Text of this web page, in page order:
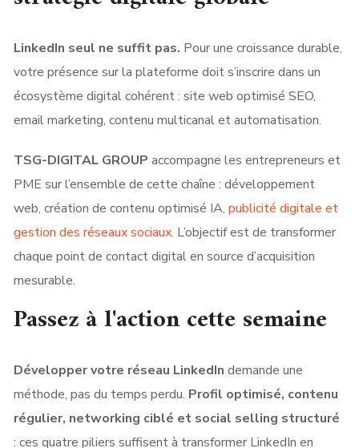
LinkedIn seul ne suffit pas. Pour une croissance durable,
votre présence sur la plateforme doit s’inscrire dans un
écosystème digital cohérent : site web optimisé SEO,
email marketing, contenu multicanal et automatisation.
TSG-DIGITAL GROUP accompagne les entrepreneurs et
PME sur l’ensemble de cette chaîne : développement
web, création de contenu optimisé IA,publicité digitale et
gestion des réseaux sociaux. L’objectif est de transformer
chaque point de contact digital en source d’acquisition
mesurable.
Passez à l'action cette semaine
Développer votre réseau LinkedIn demande une
méthode, pas du temps perdu. Profil optimisé, contenu
régulier, networking ciblé et social selling structuré
: ces quatre piliers suffisent à transformer LinkedIn en